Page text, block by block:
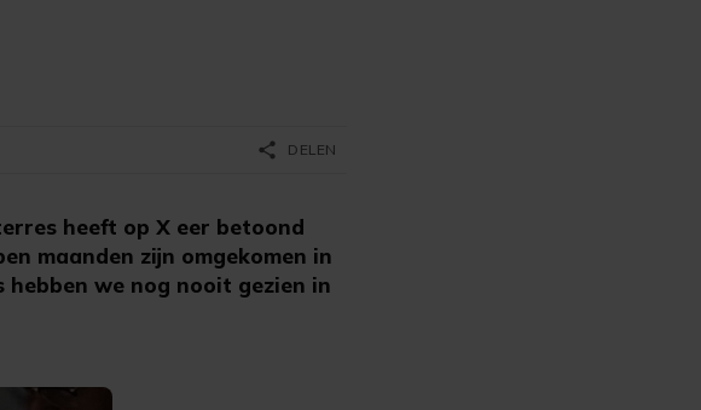
heeft op X eer betoond
maanden zijn omgekomen in
hebben we nog nooit gezien in
share DELEN